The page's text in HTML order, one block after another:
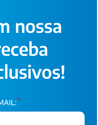
nossa
*